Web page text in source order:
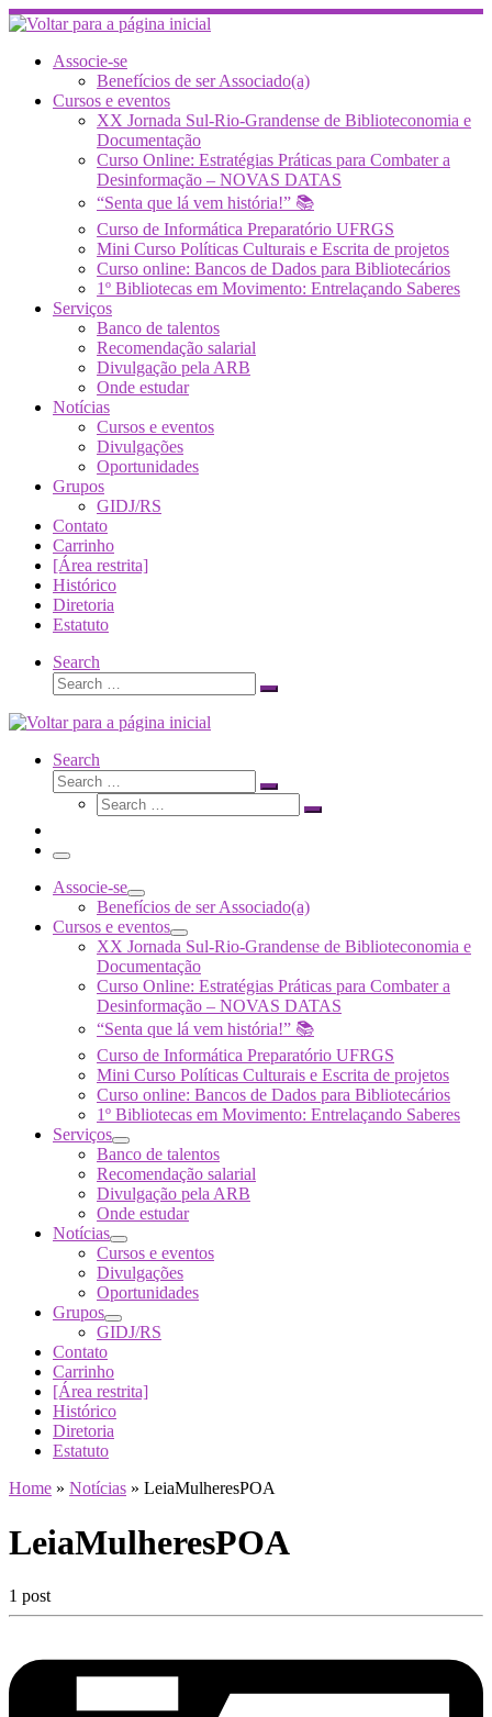
Skip
to
contentAssocie-se
Benefícios de ser Associado(a)
Cursos e eventos
XX Jornada Sul-Rio-Grandense de Biblioteconomia e
Documentação
Curso Online: Estratégias Práticas para Combater a
Desinformação – NOVAS DATAS
“Senta que lá vem história!” 📚
Curso de Informática Preparatório UFRGS
Mini Curso Políticas Culturais e Escrita de projetos
Curso online: Bancos de Dados para Bibliotecários
1º Bibliotecas em Movimento: Entrelaçando Saberes
Serviços
Banco de talentos
Recomendação salarial
Divulgação pela ARB
Onde estudar
Notícias
Cursos e eventos
Divulgações
Oportunidades
Grupos
GIDJ/RS
Contato
Carrinho
[Área restrita]
Histórico
Diretoria
Estatuto
Search
Search
Search
Search
Search
Search
Search
Search
Menu
Associe-se
Benefícios de ser Associado(a)
Cursos e eventos
XX Jornada Sul-Rio-Grandense de Biblioteconomia e
Documentação
Curso Online: Estratégias Práticas para Combater a
Desinformação – NOVAS DATAS
“Senta que lá vem história!” 📚
Curso de Informática Preparatório UFRGS
Mini Curso Políticas Culturais e Escrita de projetos
Curso online: Bancos de Dados para Bibliotecários
1º Bibliotecas em Movimento: Entrelaçando Saberes
Serviços
Banco de talentos
Recomendação salarial
Divulgação pela ARB
Onde estudar
Notícias
Cursos e eventos
Divulgações
Oportunidades
Grupos
GIDJ/RS
Contato
Carrinho
[Área restrita]
Histórico
Diretoria
Estatuto
Home » Notícias » LeiaMulheresPOA
LeiaMulheresPOA
1 post